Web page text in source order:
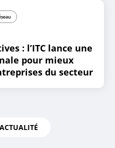
: l’ITC lance une
pour mieux
du secteur